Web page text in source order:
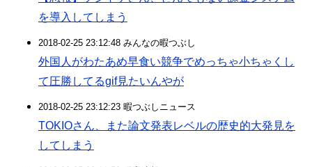
を導入してしまう
2018-02-25 23:12:48 みんなの暇つぶし
外国人がわたあめ早食い競争でめっちゃ小ちゃくし
て圧勝してるgif見たいんやが
2018-02-25 23:12:23 暇つぶしニュース
TOKIOさん、また論文発表レベルの歴史的大発見を
してしまう